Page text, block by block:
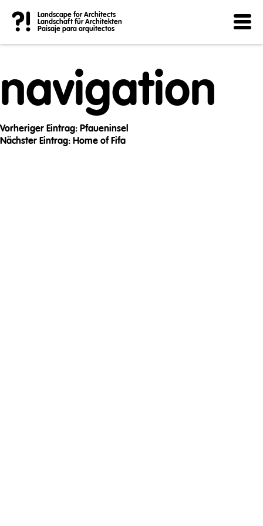
?!
Landscape for Architects
Landschaft für Architekten
Paisaje para arquitectos
Post
navigation
Vorheriger Eintrag: Pfaueninsel
Nächster Eintrag: Home of Fifa